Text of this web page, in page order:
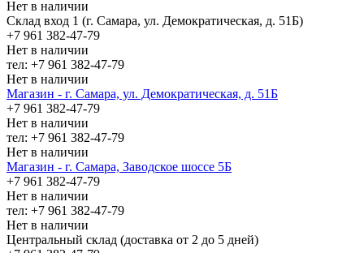
Нет в наличии
Склад вход 1 (г. Самара, ул. Демократическая, д. 51Б)
+7 961 382-47-79
Нет в наличии
тел: +7 961 382-47-79
Нет в наличии
Магазин - г. Самара, ул. Демократическая, д. 51Б
+7 961 382-47-79
Нет в наличии
тел: +7 961 382-47-79
Нет в наличии
Магазин - г. Самара, Заводское шоссе 5Б
+7 961 382-47-79
Нет в наличии
тел: +7 961 382-47-79
Нет в наличии
Центральный склад (доставка от 2 до 5 дней)